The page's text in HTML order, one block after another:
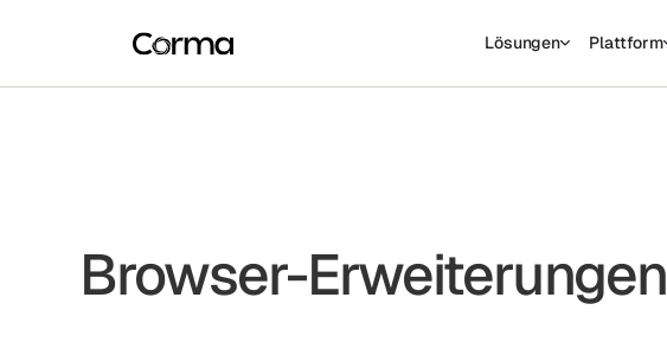
Lösungen Plattform
Browser-Erweiterungen